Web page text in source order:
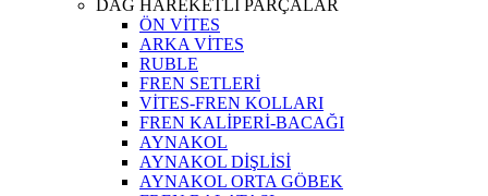
DAĞ HAREKETLİ PARÇALAR
ÖN VİTES
ARKA VİTES
RUBLE
FREN SETLERİ
VİTES-FREN KOLLARI
FREN KALİPERİ-BACAĞI
AYNAKOL
AYNAKOL DİŞLİSİ
AYNAKOL ORTA GÖBEK